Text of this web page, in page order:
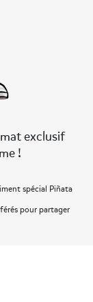
exclusif
!
spécial Piñata
pour partager